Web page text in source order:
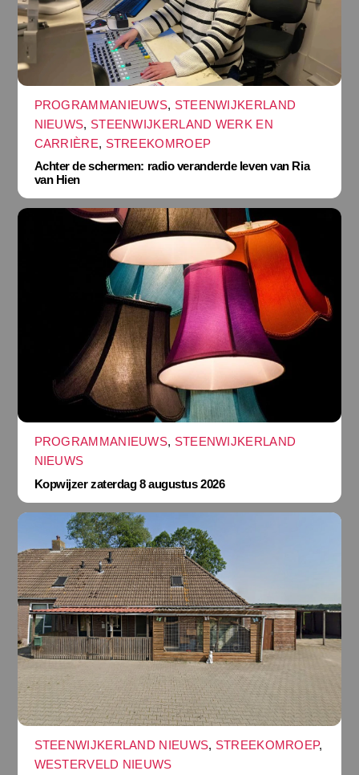
PROGRAMMANIEUWS, STEENWIJKERLAND
NIEUWS, STEENWIJKERLAND WERK EN
CARRIÈRE, STREEKOMROEP
Achter de schermen: radio veranderde leven van Ria
van Hien
PROGRAMMANIEUWS, STEENWIJKERLAND
NIEUWS
Kopwijzer zaterdag 8 augustus 2026
STEENWIJKERLAND NIEUWS, STREEKOMROEP,
WESTERVELD NIEUWS